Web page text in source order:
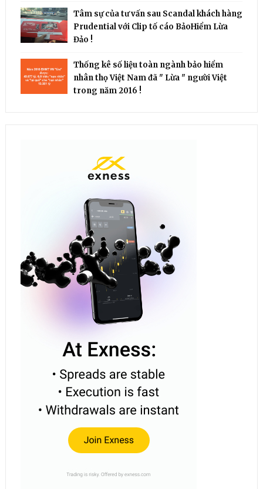
Tâm sự của tư vấn sau Scandal khách hàng
Prudential với Clip tố cáo BảoHiểm Lừa
Đảo !
Thống kê số liệu toàn ngành bảo hiểm
nhân thọ Việt Nam đã " Lừa " người Việt
trong năm 2016 !